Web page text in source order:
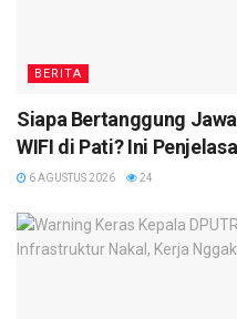
BERITA
Siapa Bertanggung
WIFI di Pati? Ini
6 AGUSTUS 2026 24